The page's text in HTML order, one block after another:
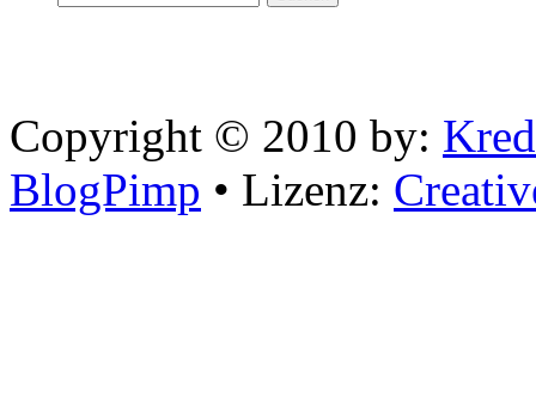
Copyright © 2010 by:
BlogPimp • Lizenz: